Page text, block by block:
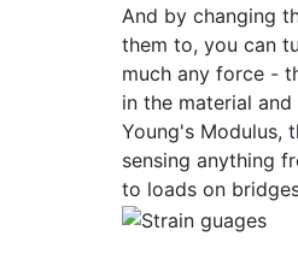
And by changing
them to, you can
much any force -
in the material
Young's Modulus,
sensing anything
to loads on